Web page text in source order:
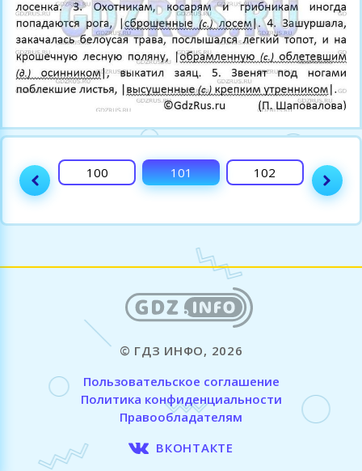
99 100 101 102 103
© ГДЗ ИНФО, 2026
Пользовательское соглашение
Политика конфиденциальности
Правообладателям
ВКОНТАКТЕ